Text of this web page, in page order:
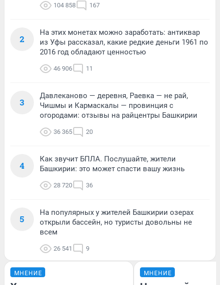
104 858 167
2
На этих монетах можно заработать: антиквар
из Уфы рассказал, какие редкие деньги 1961 по
2016 год обладают ценностью
46 906 11
3
Давлеканово — деревня, Раевка — не рай,
Чишмы и Кармаскалы — провинция с
огородами: отзывы на райцентры Башкирии
36 365 20
4
Как звучит БПЛА. Послушайте, жители
Башкирии: это может спасти вашу жизнь
28 720 36
5
На популярных у жителей Башкирии озерах
открыли бассейн, но туристы довольны не
всем
26 541 9
МНЕНИЕ МНЕНИЕ